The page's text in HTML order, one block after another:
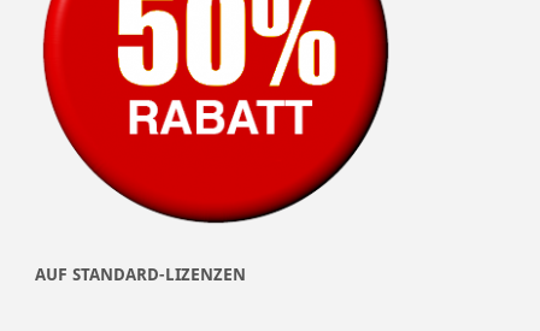
AUF STANDARD-LIZENZEN